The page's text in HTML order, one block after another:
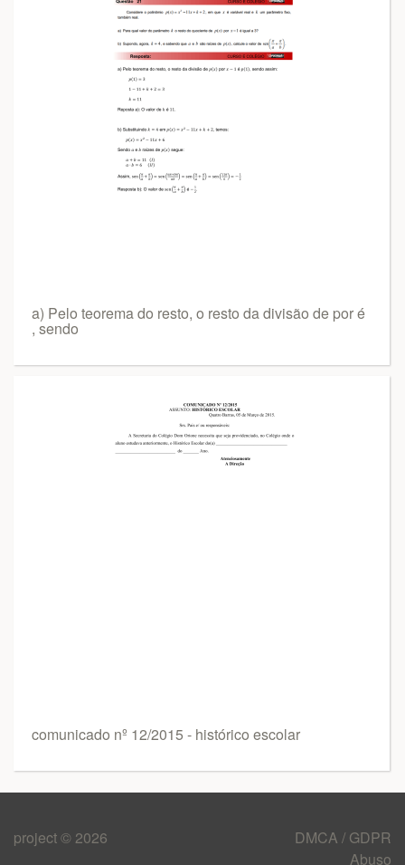
a) Pelo teorema do resto, o resto da divisão de por é
, sendo
comunicado nº 12/2015 - histórico escolar
project © 2026
DMCA / GDPR
Abuso